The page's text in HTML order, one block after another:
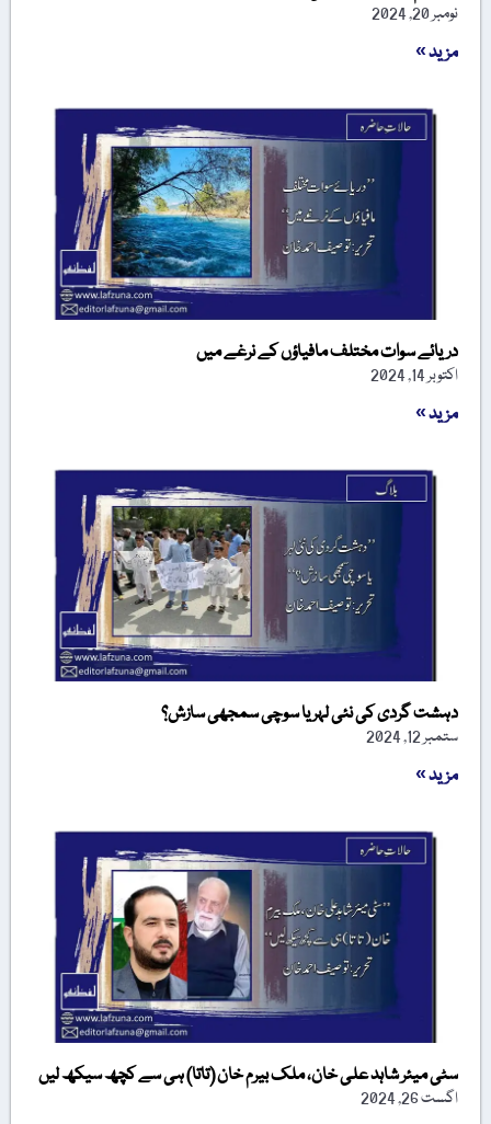
نومبر 20, 2024
مزید »
دریائے سوات مختلف مافیاؤں کے نرغے میں
اکتوبر 14, 2024
مزید »
دہشت گردی کی نئی لہر یا سوچی سمجھی سازش؟
ستمبر 12, 2024
مزید »
سٹی میئر شاہد علی خان، ملک بیرم خان (تاتا) ہی سے کچھ سیکھ لیں
اگست 26, 2024